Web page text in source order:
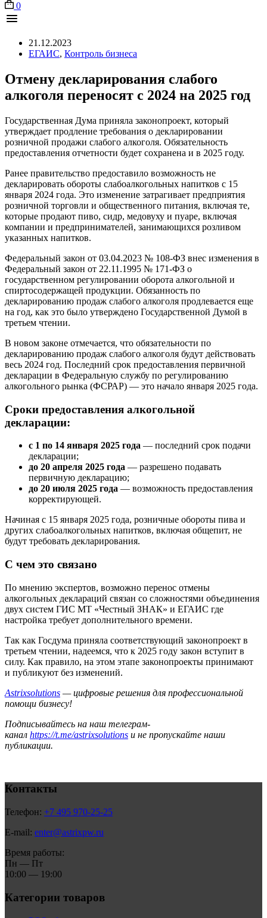
0
21.12.2023
ЕГАИС, Контроль бизнеса
Отмену декларирования слабого
алкоголя переносят с 2024 на 2025 год
Государственная Дума приняла законопроект, который
утверждает продление требования о декларировании
розничной продажи слабого алкоголя. Обязательность
предоставления отчетности будет сохранена и в 2025 году.
Ранее правительство предоставило возможность не
декларировать обороты слабоалкогольных напитков с 15
января 2024 года. Это изменение затрагивает предприятия
розничной торговли и общественного питания, включая те,
которые продают пиво, сидр, медовуху и пуаре, включая
компании и предпринимателей, занимающихся розливом
указанных напитков.
Федеральный закон от 03.04.2023 № 108-ФЗ внес изменения в
Федеральный закон от 22.11.1995 № 171-ФЗ о
государственном регулировании оборота алкогольной и
спиртосодержащей продукции. Обязанность по
декларированию продаж слабого алкоголя продлевается еще
на год, как это было утверждено Государственной Думой в
третьем чтении.
В новом законе отмечается, что обязательности по
декларированию продаж слабого алкоголя будут действовать
весь 2024 год. Последний срок предоставления первичной
декларации в Федеральную службу по регулированию
алкогольного рынка (ФСРАР) — это начало января 2025 года.
Сроки предоставления алкогольной
декларации:
с 1 по 14 января 2025 года — последний срок подачи
декларации;
до 20 апреля 2025 года — разрешено подавать
первичную декларацию;
до 20 июля 2025 года — возможность предоставления
корректирующей.
Начиная с 15 января 2025 года, розничные обороты пива и
других слабоалкогольных напитков, включая общепит, не
будут требовать декларирования.
С чем это связано
По мнению экспертов, возможно перенос отмены
алкогольных деклараций связан со сложностями объединения
двух систем ГИС МТ «Честный ЗНАК» и ЕГАИС где
настройка требует дополнительного времени.
Так как Госдума приняла соответствующий законопроект в
третьем чтении, надеемся, что к 2025 году закон вступит в
силу. Как правило, на этом этапе законопроекты принимают
и публикуют без изменений.
Astrixsolutions — цифровые решения для профессиональной
помощи бизнесу!
Подписывайтесь на наш телеграм-
канал https://t.me/astrixsolutions и не пропускайте наши
публикации.
Контакты
Телефон: +7 495 970-25-25
E-mail: enter@astrixpw.ru
Время работы:
Пн — Пт
10:00 — 19:00
Категории товаров